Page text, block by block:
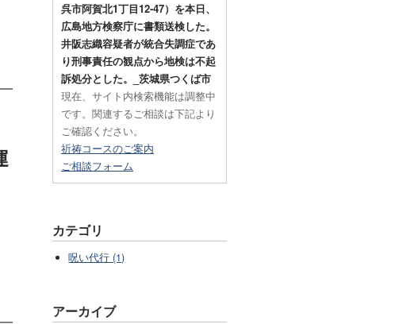
呉市阿賀北1丁目12-47）を本日、
広島地方検察庁に書類送検した。
井阪志織容疑者が統合失調症であ
り刑事責任の観点から地検は不起
訴処分とした。_茨城県つくば市
現在、サイト内検索機能は調整中
です。関連するご相談は下記より
ご確認ください。
祈祷コースのご案内
ご相談フォーム
カテゴリ
呪い代行 (1)
アーカイブ